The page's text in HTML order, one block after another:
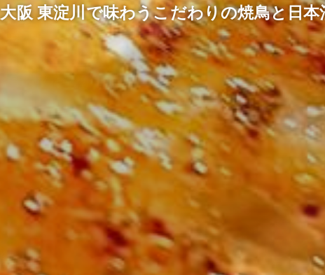
大阪 東淀川で味わうこだわりの焼鳥と日本